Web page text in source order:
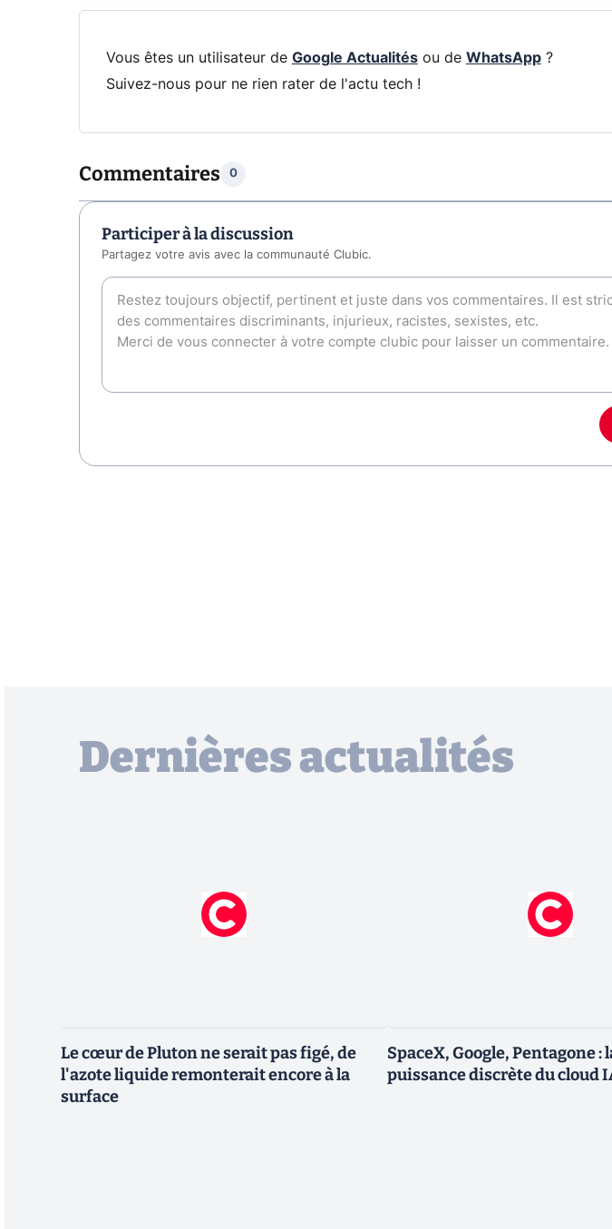
Vous êtes un utilisateur de Google Actualitésou de WhatsApp?
Suivez-nous pour ne rien rater de l'actu tech !
Commentaires 0
Participer à la discussion
Partagez votre avis avec la communauté Clubic.
Dernières actualités
Le cœur de Pluton ne serait pas figé, de
l'azote liquide remonterait encore à la
surface
SpaceX, Google, Pentagone :
puissance discrète du cloud